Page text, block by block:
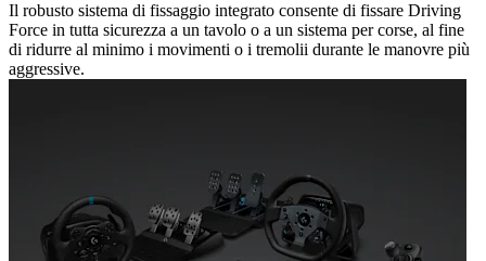
Il robusto sistema di fissaggio integrato consente di fissare Driving
Force in tutta sicurezza a un tavolo o a un sistema per corse, al fine
di ridurre al minimo i movimenti o i tremolii durante le manovre più
aggressive.